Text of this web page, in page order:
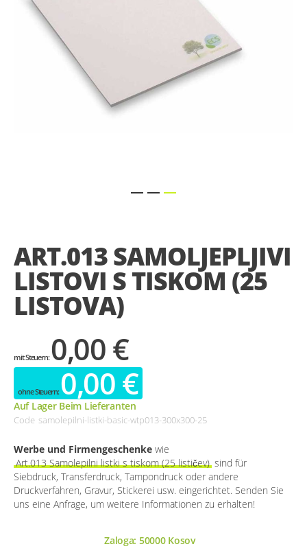
beginning
of
images
gallery
ART.013 SAMOLJEPLJIVI
LISTOVI S TISKOM (25
LISTOVA)
0,00 €
0,00 €
Auf Lager Beim Lieferanten
Code samolepilni-listki-basic-wtp013-300x300-25
Werbe und Firmengeschenke wie
Art.013 Samolepilni listki s tiskom (25 lističev) sind für
Siebdruck, Transferdruck, Tampondruck oder andere
Druckverfahren, Gravur, Stickerei usw. eingerichtet. Senden Sie
uns eine Anfrage, um weitere Informationen zu erhalten!
Zaloga: 50000Kosov